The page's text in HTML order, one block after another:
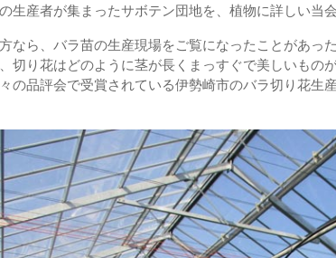
生産者が集まったサボテン団地を、植物に詳しい当
なら、バラ苗の生産現場をご覧になったことがあっ
切り花はどのように茎が長くまっすぐで美しいもの
の品評会で受賞されている伊勢崎市のバラ切り花生